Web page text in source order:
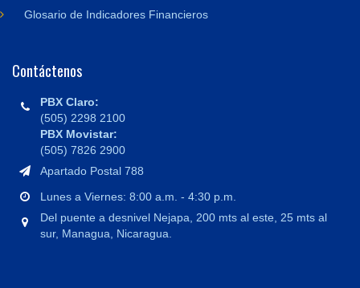
Glosario de Indicadores Financieros
Contáctenos
PBX Claro:
(505) 2298 2100
PBX Movistar:
(505) 7826 2900
Apartado Postal 788
Lunes a Viernes: 8:00 a.m. - 4:30 p.m.
Del puente a desnivel Nejapa, 200 mts al este, 25 mts al
sur, Managua, Nicaragua.